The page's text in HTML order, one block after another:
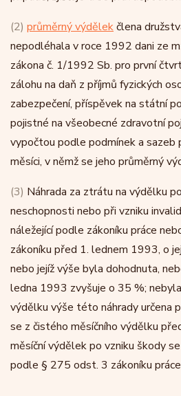
(2) průměrný výdělekčlena
nepodléhala v roce 1992 dani ze
zákona č. 1/1992 Sb. pro první
zálohu na daň z příjmů fyzických
zabezpečení, příspěvek na státní
pojistné na všeobecné zdravotní
vypočtou podle podmínek a sazeb
měsíci, v němž se jeho průměrný
(3) Náhrada za ztrátu na výdělku
neschopnosti nebo při vzniku
náležející podle zákoníku práce
zákoníku před 1. lednem 1993, o
nebo jejíž výše byla dohodnuta,
ledna 1993 zvyšuje o 35 %;
výdělku výše této náhrady určena
se z čistého měsíčního výdělku
měsíční výdělek po vzniku škody
podle § 275 odst. 3 zákoníku